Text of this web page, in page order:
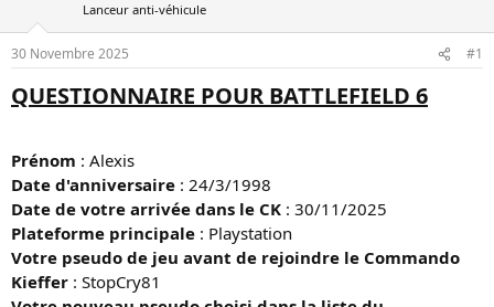
j
e
t
u
t
Lanceur anti-véhicule
30 Novembre 2025 #1
QUESTIONNAIRE POUR BATTLEFIELD 6
Prénom : Alexis
Date d'anniversaire : 24/3/1998
Date de votre arrivée dans le CK : 30/11/2025
Plateforme principale : Playstation
Votre pseudo de jeu avant de rejoindre le Commando
Kieffer : StopCry81